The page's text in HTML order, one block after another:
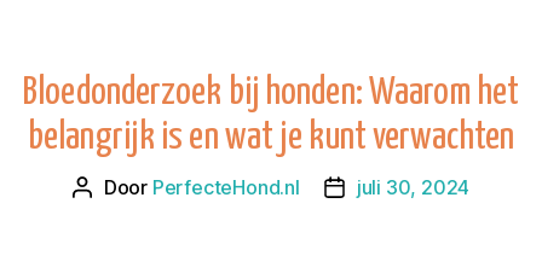
Bloedonderzoek bij honden: Waarom het
belangrijk is en wat je kunt verwachten
Berichtauteur
Door PerfecteHond.nl Berichtdatum
juli 30, 2024